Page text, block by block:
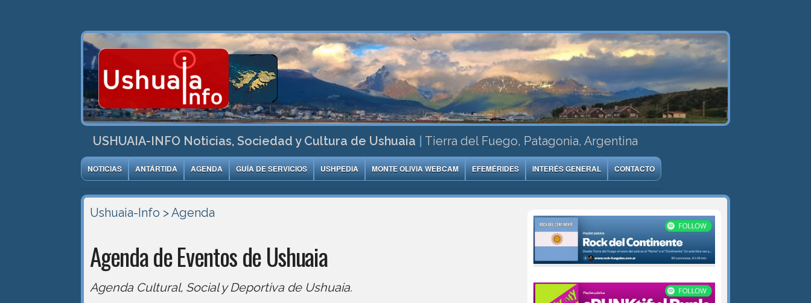
USHUAIA-INFO Noticias, Sociedad y Cultura de Ushuaia Tierra del Fuego, Patagonia, Argentina
NOTICIAS ANTÁRTIDA AGENDA GUÍA DE SERVICIOS USHPEDIA MONTE OLIVIA WEBCAM EFEMÉRIDES INTERÉS GENERAL CONTACTO
Ushuaia-Info > Agenda
Agenda de Eventos de Ushuaia
Agenda Cultural, Social y Deportiva de Ushuaia.